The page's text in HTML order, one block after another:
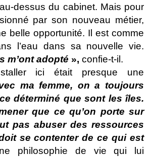
dessus du cabinet. Mais pour
par son nouveau métier,
belle opportunité. Il est comme
l’eau dans sa nouvelle vie.
m’ont adopté », confie-t-il.
ici était presque une
ma femme, on a toujours
déterminé que sont les îles.
que ce qu’on porte sur
pas abuser des ressources
se contenter de ce qui est
philosophie de vie qui lui